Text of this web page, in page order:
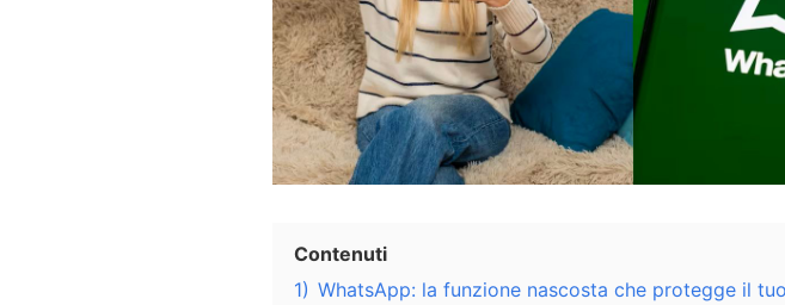
Contenuti
1) WhatsApp: la funzione nascosta che protegge il